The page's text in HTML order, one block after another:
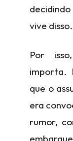
vive disso.
Por
importa.
que o
era
rumor,